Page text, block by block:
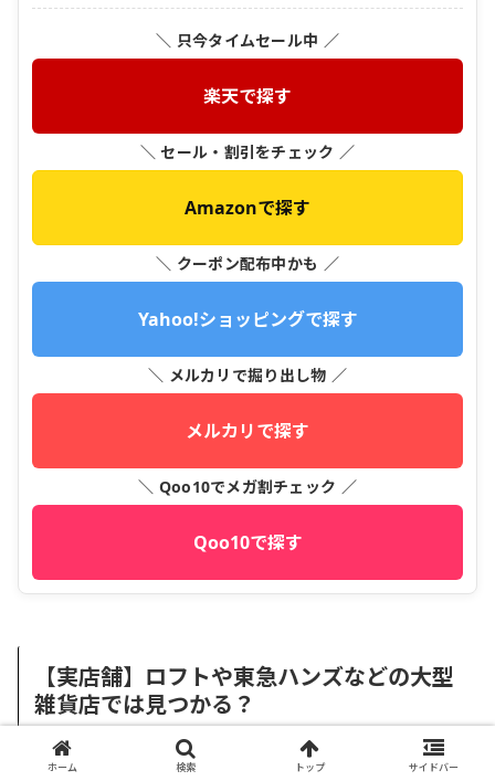
＼ 只今タイムセール中 ／
楽天で探す
＼ セール・割引をチェック ／
Amazonで探す
＼ クーポン配布中かも ／
Yahoo!ショッピングで探す
＼ メルカリで掘り出し物 ／
メルカリで探す
＼ Qoo10でメガ割チェック ／
Qoo10で探す
【実店舗】ロフトや東急ハンズなどの大型
雑貨店では見つかる？
ホーム 検索 トップ サイドバー